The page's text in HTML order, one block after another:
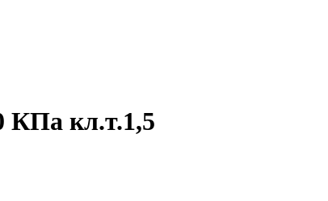
КПа кл.т.1,5